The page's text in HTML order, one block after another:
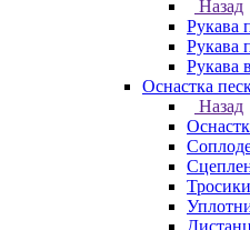
Назад
Рукава
Рукава
Рукава
Оснастка
Назад
Тросики